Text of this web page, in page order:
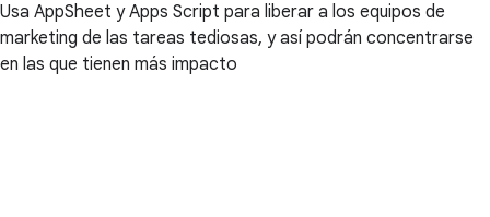
Usa AppSheet y Apps Script para liberar a los equipos de
marketing de las tareas tediosas, y así podrán concentrarse
en las que tienen más impacto